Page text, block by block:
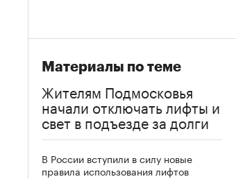
Материалы по теме
Жителям Подмосковья
начали отключать лифты и
свет в подъезде за долги
В России вступили в силу новые
правила использования лифтов